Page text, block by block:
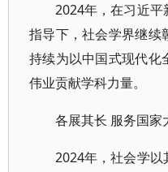
2024年，在习近平
指导下，社会学界继续
持续为以中国式现代化
伟业贡献学科力量。
各展其长 服务国家
2024年，社会学以